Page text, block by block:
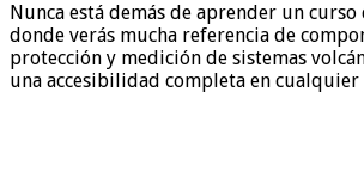
Nunca está demás de aprender un
donde verás mucha referencia de
protección y medición de sistemas
una accesibilidad completa en